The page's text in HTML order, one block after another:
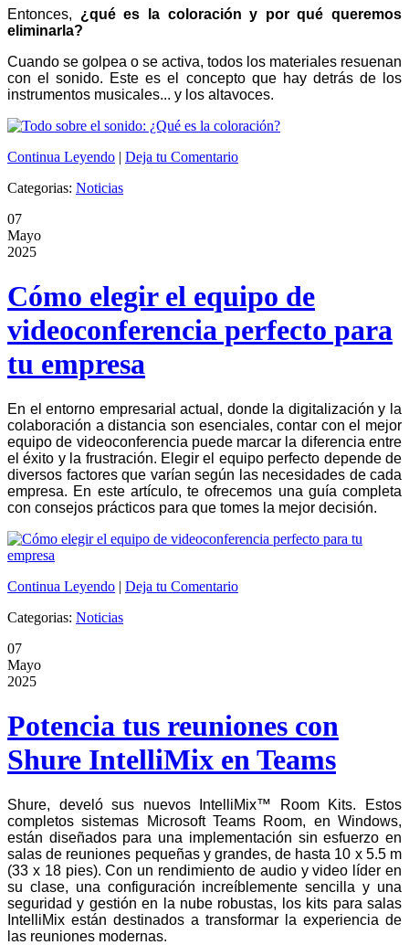
Entonces, ¿qué es la coloración y por qué queremos
eliminarla?
Cuando se golpea o se activa, todos los materiales resuenan
con el sonido. Este es el concepto que hay detrás de los
instrumentos musicales... y los altavoces.
Continua Leyendo | Deja tu Comentario
Categorias: Noticias
07
Mayo
2025
Cómo elegir el equipo de
videoconferencia perfecto para
tu empresa
En el entorno empresarial actual, donde la digitalización y la
colaboración a distancia son esenciales, contar con el mejor
equipo de videoconferencia puede marcar la diferencia entre
el éxito y la frustración. Elegir el equipo perfecto depende de
diversos factores que varían según las necesidades de cada
empresa. En este artículo, te ofrecemos una guía completa
con consejos prácticos para que tomes la mejor decisión.
Continua Leyendo | Deja tu Comentario
Categorias: Noticias
07
Mayo
2025
Potencia tus reuniones con
Shure IntelliMix en Teams
Shure, develó sus nuevos IntelliMix™ Room Kits. Estos
completos sistemas Microsoft Teams Room, en Windows,
están diseñados para una implementación sin esfuerzo en
salas de reuniones pequeñas y grandes, de hasta 10 x 5.5 m
(33 x 18 pies). Con un rendimiento de audio y video líder en
su clase, una configuración increíblemente sencilla y una
seguridad y gestión en la nube robustas, los kits para salas
IntelliMix están destinados a transformar la experiencia de
las reuniones modernas.